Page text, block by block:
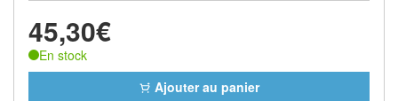
45,30€
En stock
Ajouter au panier